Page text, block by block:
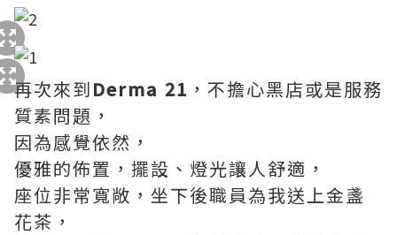
再次來到Derma 21 ，不擔心黑店或是服務
質素問題，
因為感覺依然，
優雅的佈置，擺設、燈光讓人舒適，
座位非常寬敞，坐下後職員為我送上金盞
花茶，